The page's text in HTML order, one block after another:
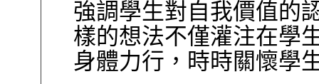
強調學生對自我價值的
樣的想法不僅灌注在學
身體力行，時時關懷學